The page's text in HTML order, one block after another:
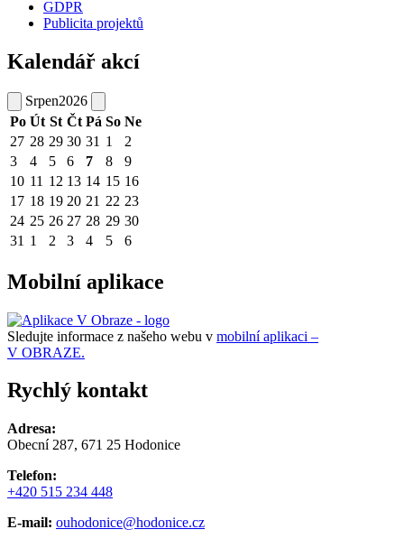
GDPR
Publicita projektů
Kalendář akcí
Srpen2026
Po Út St Čt Pá So Ne
27 28 29 30 31 1
2
3
4 5 6 7 8
9
10 11 12 13 14 15 16
17 18 19 20 21 22 23
24 25 26 27 28 29 30
31 1 2 3 4 5 6
Mobilní aplikace
Sledujte informace z našeho webu v mobilní aplikaci –
V OBRAZE.
Rychlý kontakt
Adresa:
Obecní 287, 671 25 Hodonice
Telefon:
+420 515 234 448
E-mail: ouhodonice@hodonice.cz